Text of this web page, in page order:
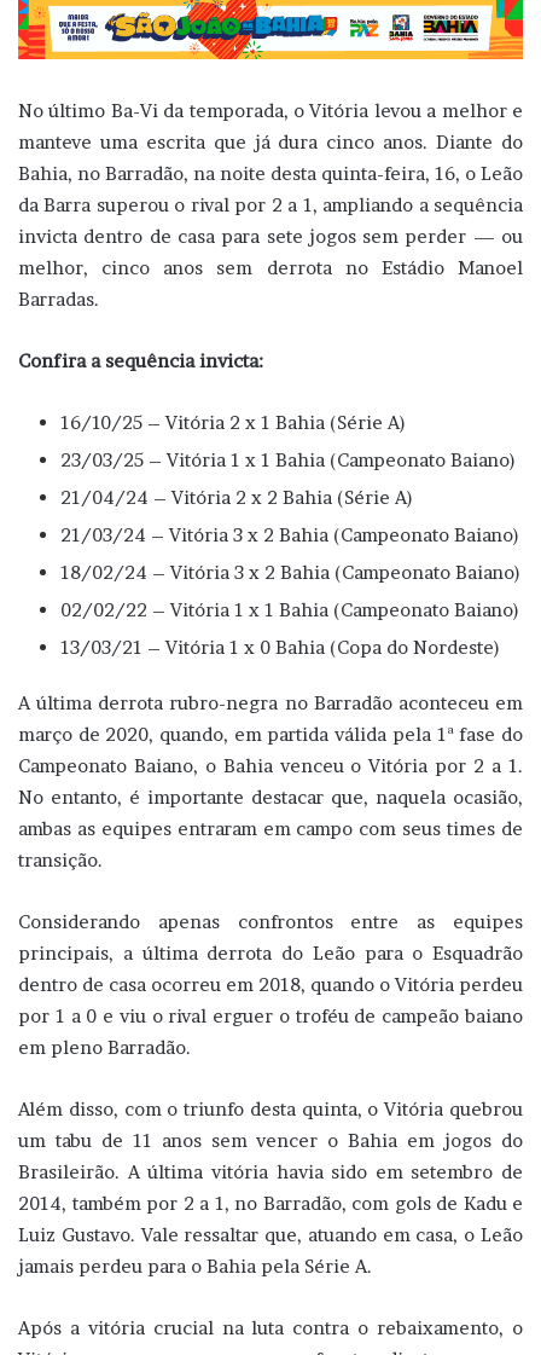
No último Ba-Vi da temporada, o Vitória levou a melhor e
manteve uma escrita que já dura cinco anos. Diante do
Bahia, no Barradão, na noite desta quinta-feira, 16, o Leão
da Barra superou o rival por 2 a 1, ampliando a sequência
invicta dentro de casa para sete jogos sem perder — ou
melhor, cinco anos sem derrota no Estádio Manoel
Barradas.
Confira a sequência invicta:
16/10/25 – Vitória 2 x 1 Bahia (Série A)
23/03/25 – Vitória 1 x 1 Bahia (Campeonato Baiano)
21/04/24 – Vitória 2 x 2 Bahia (Série A)
21/03/24 – Vitória 3 x 2 Bahia (Campeonato Baiano)
18/02/24 – Vitória 3 x 2 Bahia (Campeonato Baiano)
02/02/22 – Vitória 1 x 1 Bahia (Campeonato Baiano)
13/03/21 – Vitória 1 x 0 Bahia (Copa do Nordeste)
A última derrota rubro-negra no Barradão aconteceu em
março de 2020, quando, em partida válida pela 1ª fase do
Campeonato Baiano, o Bahia venceu o Vitória por 2 a 1.
No entanto, é importante destacar que, naquela ocasião,
ambas as equipes entraram em campo com seus times de
transição.
Considerando apenas confrontos entre as equipes
principais, a última derrota do Leão para o Esquadrão
dentro de casa ocorreu em 2018, quando o Vitória perdeu
por 1 a 0 e viu o rival erguer o troféu de campeão baiano
em pleno Barradão.
Além disso, com o triunfo desta quinta, o Vitória quebrou
um tabu de 11 anos sem vencer o Bahia em jogos do
Brasileirão. A última vitória havia sido em setembro de
2014, também por 2 a 1, no Barradão, com gols de Kadu e
Luiz Gustavo. Vale ressaltar que, atuando em casa, o Leão
jamais perdeu para o Bahia pela Série A.
Após a vitória crucial na luta contra o rebaixamento, o